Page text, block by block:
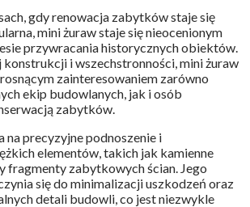
gdy renowacja zabytków staje się
mini żuraw staje się nieocenionym
przywracania historycznych obiektów.
konstrukcji i wszechstronności, mini żuraw
zainteresowaniem zarówno
ekip budowlanych, jak i osób
zabytków.
na precyzyjne podnoszenie i
elementów, takich jak kamienne
fragmenty zabytkowych ścian. Jego
się do minimalizacji uszkodzeń oraz
detali budowli, co jest niezwykle